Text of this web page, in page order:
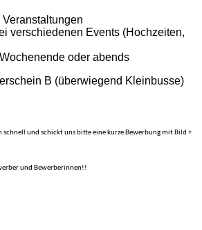
verschiedenen Events (Hochzeiten,
oder abends
B (überwiegend Kleinbusse)
schnell und schickt uns bitte eine kurze Bewerbung mit Bild +
und Bewerberinnen!!